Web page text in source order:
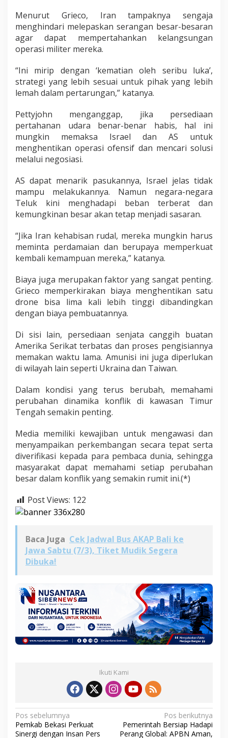
Menurut Grieco, Iran tampaknya sengaja
menghindari melepaskan serangan besar-besaran
agar dapat mempertahankan kelangsungan
operasi militer mereka.
“Ini mirip dengan ‘kematian oleh seribu luka’,
strategi yang lebih sesuai untuk pihak yang lebih
lemah dalam pertarungan,” katanya.
Pettyjohn menganggap, jika persediaan
pertahanan udara benar-benar habis, hal ini
mungkin memaksa Israel dan AS untuk
menghentikan operasi ofensif dan mencari solusi
melalui negosiasi.
AS dapat menarik pasukannya, Israel jelas tidak
mampu melakukannya. Namun negara-negara
Teluk kini menghadapi beban terberat dan
kemungkinan besar akan tetap menjadi sasaran.
“Jika Iran kehabisan rudal, mereka mungkin harus
meminta perdamaian dan berupaya memperkuat
kembali kemampuan mereka,” katanya.
Biaya juga merupakan faktor yang sangat penting.
Grieco memperkirakan biaya menghentikan satu
drone bisa lima kali lebih tinggi dibandingkan
dengan biaya pembuatannya.
Di sisi lain, persediaan senjata canggih buatan
Amerika Serikat terbatas dan proses pengisiannya
memakan waktu lama. Amunisi ini juga diperlukan
di wilayah lain seperti Ukraina dan Taiwan.
Dalam kondisi yang terus berubah, memahami
perubahan dinamika konflik di kawasan Timur
Tengah semakin penting.
Media memiliki kewajiban untuk mengawasi dan
menyampaikan perkembangan secara tepat serta
diverifikasi kepada para pembaca dunia, sehingga
masyarakat dapat memahami setiap perubahan
besar dalam konflik yang semakin rumit ini.(*)
Post Views: 122
Baca Juga Cek Jadwal Bus AKAP Bali ke
Jawa Sabtu (7/3), Tiket Mudik Segera
Dibuka!
Ikuti Kami
N
a
Pos sebelumnya
Pemkab Bekasi Perkuat
Sinergi dengan Insan Pers
Pos berikutnya
Pemerintah Bersiap Hadapi
Perang Global: APBN Aman,